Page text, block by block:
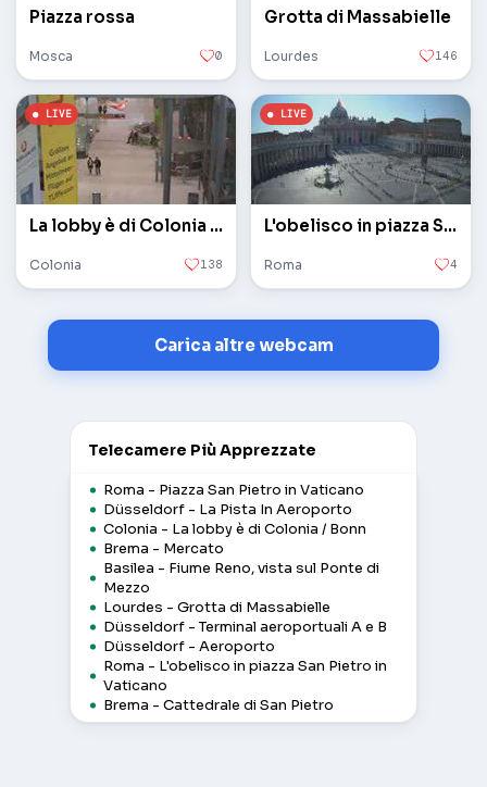
Piazza rossa
Mosca 0
Grotta di Massabielle
Lourdes 146
La lobby è di Colonia / Bonn
Colonia 138
L'obelisco in piazza San Pietro in Vaticano
Roma 4
Carica altre webcam
Telecamere Più Apprezzate
Roma - Piazza San Pietro in Vaticano
Düsseldorf - La Pista In Aeroporto
Colonia - La lobby è di Colonia / Bonn
Brema - Mercato
Basilea - Fiume Reno, vista sul Ponte di
Mezzo
Lourdes - Grotta di Massabielle
Düsseldorf - Terminal aeroportuali A e B
Düsseldorf - Aeroporto
Roma - L'obelisco in piazza San Pietro in
Vaticano
Brema - Cattedrale di San Pietro